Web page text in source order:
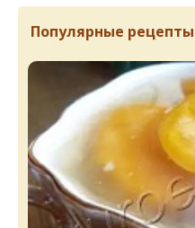
Популярные рецепты